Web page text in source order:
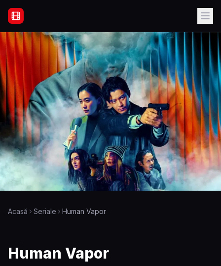
Filme Online Subtitrate - Acasă
Acasă Seriale Human Vapor
Human Vapor